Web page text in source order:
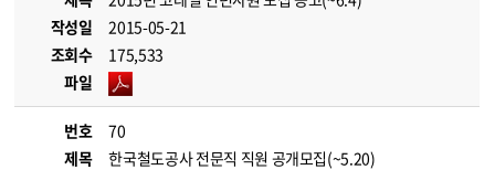
작성일
2015-05-21
조회수
175,533
파일
번호
70
제목
한국철도공사 전문직 직원 공개모집(~5.20)